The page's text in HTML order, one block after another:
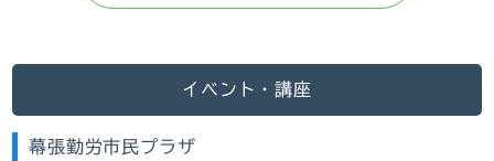
イベント・講座
幕張勤労市民プラザ